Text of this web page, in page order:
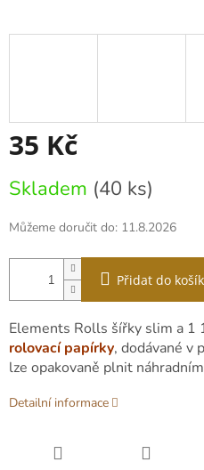
35 Kč
cena:
Skladem (40 ks)
Můžeme doručit do: 11.8.2026
Přidat do
Elements Rolls šířky slim a 1
rolovací papírky, dodávané v
lze opakovaně plnit
Detailní informace